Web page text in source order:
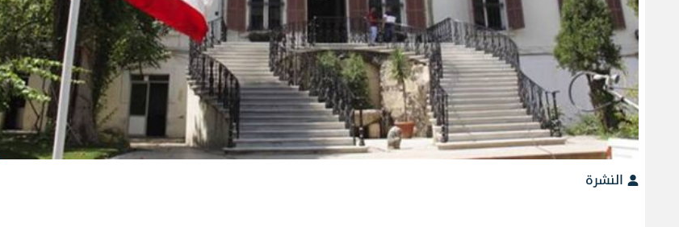
النشرة